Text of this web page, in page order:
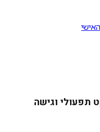
תפעולי וגישה